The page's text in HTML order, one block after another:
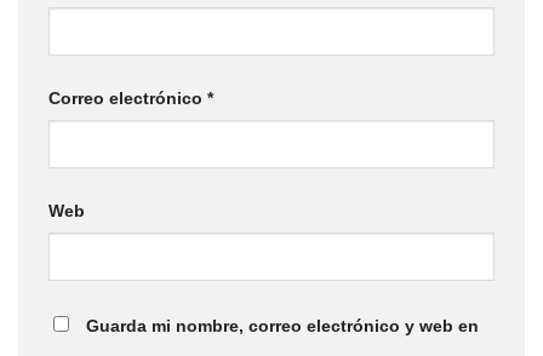
Correo electrónico *
Web
Guarda mi nombre, correo electrónico y web en